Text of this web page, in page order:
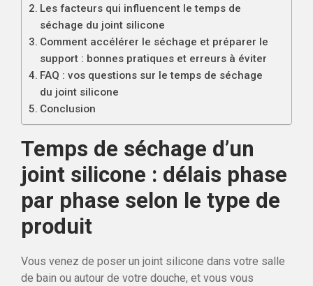
Les facteurs qui influencent le temps de
séchage du joint silicone
Comment accélérer le séchage et préparer le
support : bonnes pratiques et erreurs à éviter
FAQ : vos questions sur le temps de séchage
du joint silicone
Conclusion
Temps de séchage d’un
joint silicone : délais phase
par phase selon le type de
produit
Vous venez de poser un joint silicone dans votre salle
de bain ou autour de votre douche, et vous vous